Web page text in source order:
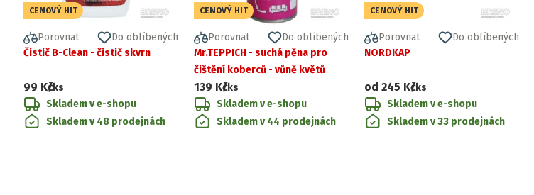
CENOVÝ HIT
Porovnat
Do oblíbených
Čistič B-Clean - čistič skvrn
99 Kč/ks
Skladem v e-shopu
Skladem v 48 prodejnách
CENOVÝ HIT
Porovnat
Do oblíbených
Mr.TEPPICH - suchá pěna pro
čištění koberců - vůně květů
139 Kč/ks
Skladem v e-shopu
Skladem v 44 prodejnách
CENOVÝ HIT
Porovnat
Do oblíbených
NORDKAP
od 245 Kč/ks
Skladem v e-shopu
Skladem v 33 prodejnách